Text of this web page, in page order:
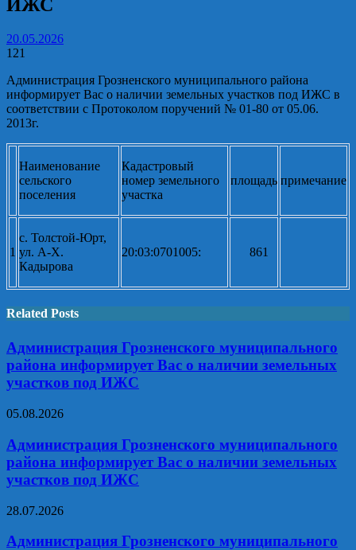
ИЖС
20.05.2026
121
Администрация Грозненского муниципального района
информирует Вас о наличии земельных участков под ИЖС в
соответствии с Протоколом поручений № 01-80 от 05.06.
2013г.
Наименование
сельского
поселения
Кадастровый
номер земельного
участка
площадь примечание
1
с. Толстой-Юрт,
ул. А-Х.
Кадырова
20:03:0701005: 861
Related Posts
Администрация Грозненского муниципального
района информирует Вас о наличии земельных
участков под ИЖС
05.08.2026
Администрация Грозненского муниципального
района информирует Вас о наличии земельных
участков под ИЖС
28.07.2026
Администрация Грозненского муниципального